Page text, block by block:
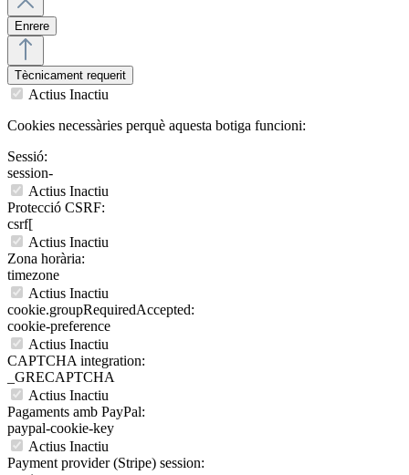
Enrere
Tècnicament requerit
Actius Inactiu
Cookies necessàries perquè aquesta botiga funcioni:
Sessió:
session-
Actius Inactiu
Protecció CSRF:
csrf[
Actius Inactiu
Zona horària:
timezone
Actius Inactiu
cookie.groupRequiredAccepted:
cookie-preference
Actius Inactiu
CAPTCHA integration:
_GRECAPTCHA
Actius Inactiu
Pagaments amb PayPal:
paypal-cookie-key
Actius Inactiu
Payment provider (Stripe) session: